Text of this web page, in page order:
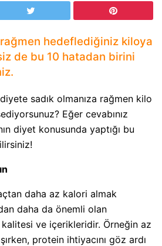
hedeflediğiniz kiloya
de bu 10 hatadan birini
sadık olmanıza rağmen kilo
Eğer cevabınız
diyet konusunda yaptığı bu
daha az kalori almak
daha da önemli olan
ve içerikleridir. Örneğin az
protein ihtiyacını göz ardı